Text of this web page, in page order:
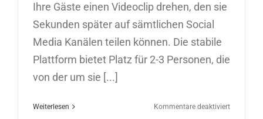
Ihre Gäste einen Videoclip drehen, den sie
Sekunden später auf sämtlichen Social
Media Kanälen teilen können. Die stabile
Plattform bietet Platz für 2-3 Personen, die
von der um sie [...]
Weiterlesen Kommentare deaktiviertfür